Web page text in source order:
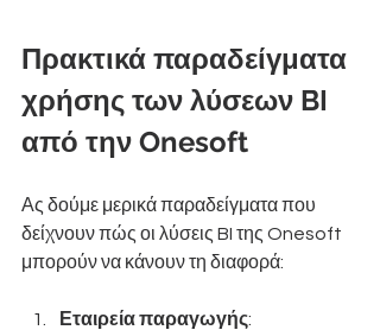
Πρακτικά παραδείγματα
χρήσης των λύσεων BI
από την Onesoft
Ας δούμε μερικά παραδείγματα που
δείχνουν πώς οι λύσεις BI της Onesoft
μπορούν να κάνουν τη διαφορά:
Εταιρεία παραγωγής: